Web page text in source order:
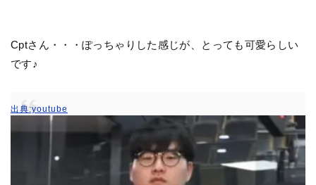
Cptさん・・・ぽっちゃりした感じが、とっても可愛らしい
です♪
出典:youtube